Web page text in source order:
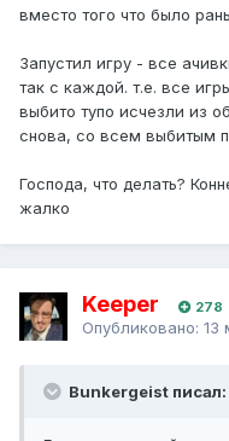
вместо того что было
Запустил игру - все
так с каждой. т.е. все
выбито тупо исчезли из
снова, со всем выбитым
Господа, что делать?
жалко
Keeper 278
Опубликовано: 13
Bunkergeist писал: